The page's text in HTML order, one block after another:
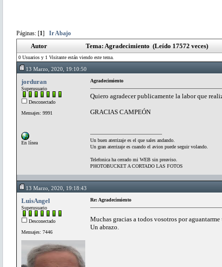
Páginas: [1] Ir Abajo
Autor Tema: Agradecimiento (Leído 17572 veces)
0 Usuarios y 1 Visitante están viendo este tema.
13 Marzo, 2020, 19:10:50
jorduran
Superusuario
Desconectado
Mensajes: 9991
En línea
Agradecimiento
Quiero agradecer publicamente la labor que
GRACIAS CAMPEÓN
Un buen aterrizaje es el que sales andando.
Un gran aterrizaje es cuando el avion puede seguir volando.
Telefonica ha cerrado mi WEB sin preaviso.
PHOTOBUCKET A CORTADO LAS FOTOS
13 Marzo, 2020, 19:18:43
LuisAngel
Superusuario
Desconectado
Mensajes: 7446
Re: Agradecimiento
Muchas gracias a todos vosotros por
Un abrazo.